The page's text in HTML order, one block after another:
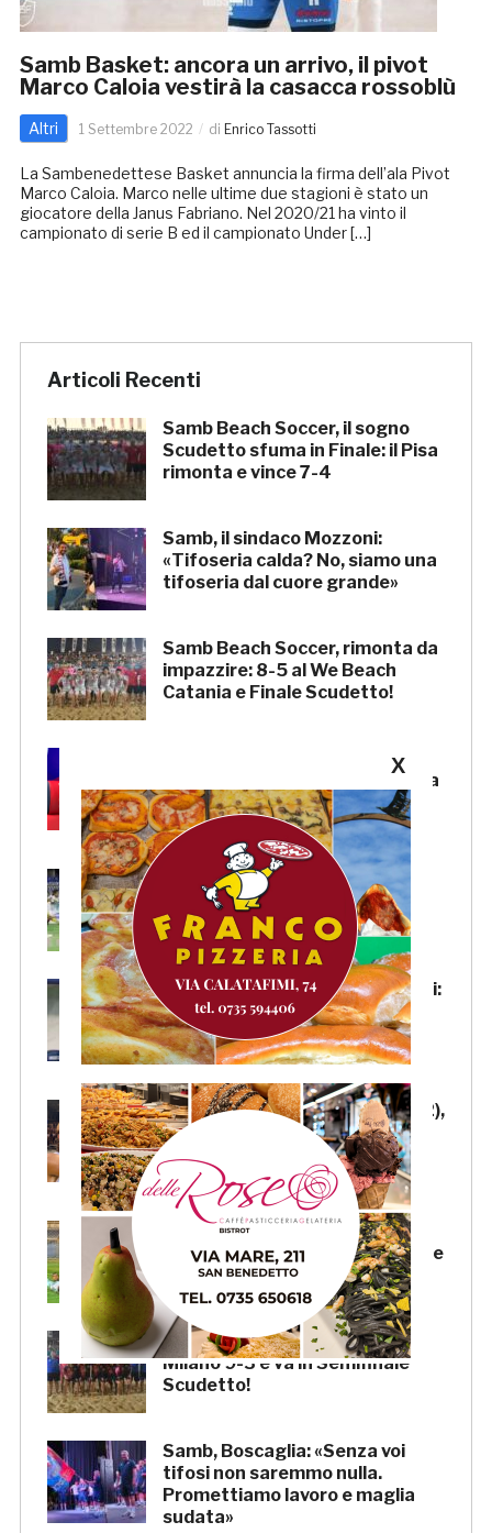
Samb Basket: ancora un arrivo, il pivot
Marco Caloia vestirà la casacca rossoblù
Altri 1 Settembre 2022 di Enrico Tassotti
La Sambenedettese Basket annuncia la firma dell’ala Pivot
Marco Caloia. Marco nelle ultime due stagioni è stato un
giocatore della Janus Fabriano. Nel 2020/21 ha vinto il
campionato di serie B ed il campionato Under […]
Articoli Recenti
Samb Beach Soccer, il sogno
Scudetto sfuma in Finale: il Pisa
rimonta e vince 7-4
Samb, il sindaco Mozzoni:
«Tifoseria calda? No, siamo una
tifoseria dal cuore grande»
Samb Beach Soccer, rimonta da
impazzire: 8-5 al We Beach
Catania e Finale Scudetto!
Samb-Lanciano 4-0, Sgarbi:
«Voglio mettermi in gioco in una
piazza calda come San
Benedetto»
Samb-Lanciano 4-0, FOTO
Samb-Lanciano 4-0, Pierantoni:
«Samb ben organizzata,
Boscaglia è un maestro di
tattica»
Samb-Lanciano 4-0: Faggioli (2),
Candellori e Perrotta in gol
nell’ultima amichevole.
CRONACA
Samb-Lanciano 4-0: in gol
Faggioli (doppietta), Candellori e
Perrotta. LA CRONACA
La Samb Beach Soccer batte
Milano 9-3 e va in Semifinale
Scudetto!
Samb, Boscaglia: «Senza voi
tifosi non saremmo nulla.
Promettiamo lavoro e maglia
sudata»
X